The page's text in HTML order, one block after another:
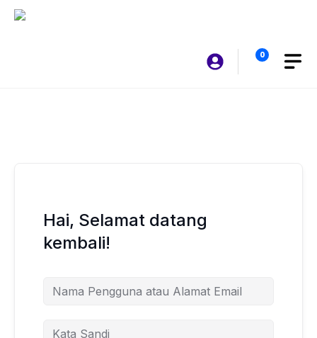
Langsung
0
Hai, Selamat datang
kembali!